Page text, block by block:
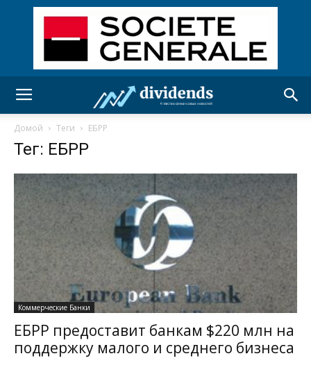
Домой Теги ЕБРР
Тег: ЕБРР
Коммерческие Банки
ЕБРР предоставит банкам $220 млн на
поддержку малого и среднего бизнеса